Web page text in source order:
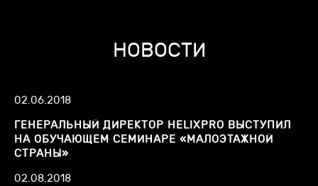
НОВОСТИ
02.06.2018
ГЕНЕРАЛЬНЫЙ ДИРЕКТОР HELIXPRO ВЫСТУПИЛ
НА ОБУЧАЮЩЕМ СЕМИНАРЕ «МАЛОЭТАЖНОЙ
СТРАНЫ»
02.08.2018